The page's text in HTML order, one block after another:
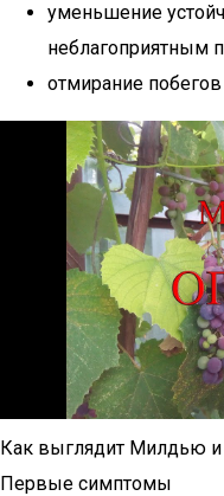
уменьшение
неблагоприятным
отмирание побегов
Как выглядит Милдью и
Первые симптомы